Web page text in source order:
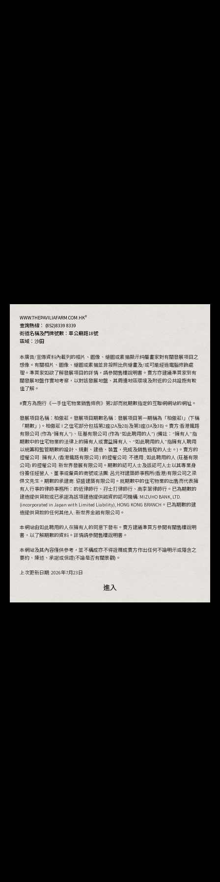
WWW.THEPAVILIAFARM.COM.HK#
查詢熱線： (852)8339 8339
街道名稱及門牌號數： 車公廟路18號
區域：沙田
本廣告/宣傳資料內載列的相片、圖像、繪圖或素描顯示純屬畫家對有關發展項目之
想像。有關相片、圖像、繪圖或素描並非按照比例繪畫及/或可能經過電腦修飾處
理。準買家如欲了解發展項目的詳情，請參閱售樓說明書。賣方亦建議準買家到有
關發展地盤作實地考察，以對該發展地盤、其周邊地區環境及附近的公共設施有較
佳了解。
#賣方為施行《一手住宅物業銷售條例》第2部而就期數指定的互聯網網站的網址。
發展項目名稱：柏傲莊。發展項目期數名稱：發展項目第一期稱為「柏傲莊I」(下稱
「期數」)。柏傲莊 I 之住宅部分包括第2座(2A及2B)及第3座(3A及3B)。賣方:香港鐵路
有限公司 (作為“擁有人”)、玨基有限公司 (作為“如此聘用的人”) (備註：“擁有人”指
期數中的住宅物業的法律上的擁有人或實益擁有人、“如此聘用的人”指擁有人聘用
以統籌和監管期數的設計、規劃、建造、裝置，完成及銷售過程的人士。)。賣方的
控權公司 : 擁有人 (香港鐵路有限公司 ) 的控權公司: 不適用 ; 如此聘用的人 (玨基有限
公司) 的控權公司: 新世界發展有限公司。期數的認可人士及該認可人士以其專業身
份擔任經營人、董事或僱員的商號或法團: 呂元祥建築師事務所(香港)有限公司之梁
傑文先生。期數的承建商: 協盛建築有限公司。就期數中的住宅物業的出售而代表擁
有人行事的律師事務所：的近律師行、孖士打律師行、高李葉律師行。已為期數的
建造提供貸款或已承諾為該項建造提供融資的認可機構: MIZUHO BANK, LTD.
(incorporated in Japan with Limited Liability), HONG KONG BRANCH。已為期數的建
造提供貸款的任何其他人: 新世界金融有限公司。
本網站由如此聘用的人在擁有人的同意下發布。賣方建議準買方參閱有關售樓說明
書，以了解期數的資料。詳情請參閱售樓說明書。
本網站及其內容僅供參考，並不構成亦不得詮釋成賣方作出任何不論明示或隱含之
要約、陳述、承諾或保證(不論是否有關景觀)。
上次更新日期:2026年7月23日
進入